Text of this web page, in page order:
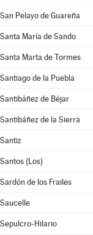
San Pelayo de Guareña
Santa María de Sando
Santa Marta de Tormes
Santiago de la Puebla
Santibáñez de Béjar
Santibáñez de la Sierra
Santiz
Santos (Los)
Sardón de los Frailes
Saucelle
Sepulcro-Hilario